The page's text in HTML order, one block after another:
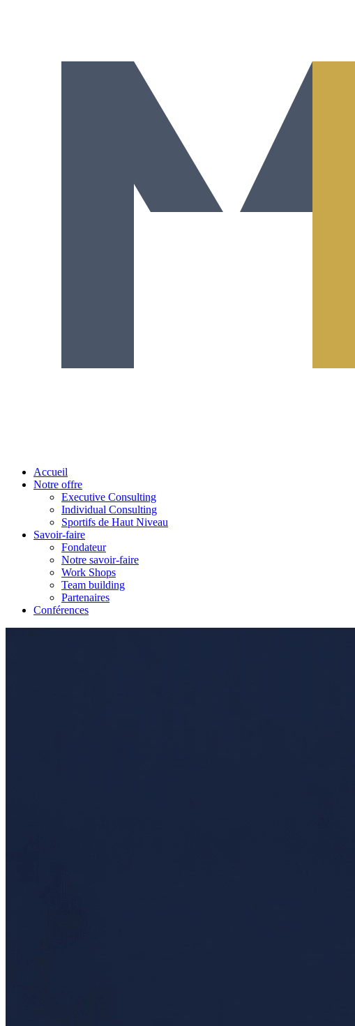
Accueil
Notre offre
Executive Consulting
Individual Consulting
Sportifs de Haut Niveau
Savoir-faire
Fondateur
Notre savoir-faire
Work Shops
Team building
Partenaires
Conférences